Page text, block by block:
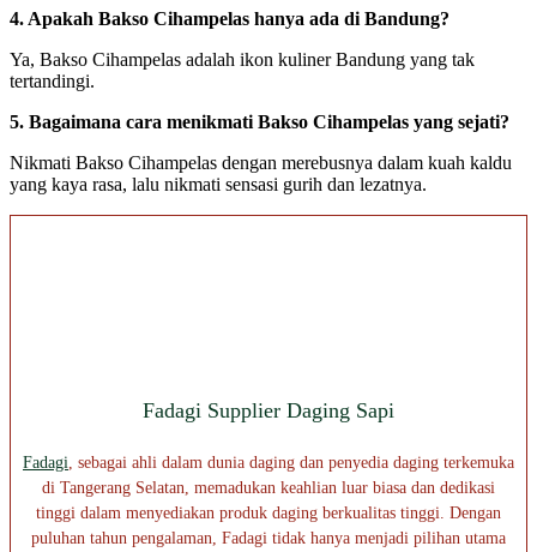
4. Apakah Bakso Cihampelas hanya ada di Bandung?
Ya, Bakso Cihampelas adalah ikon kuliner Bandung yang tak
tertandingi.
5. Bagaimana cara menikmati Bakso Cihampelas yang sejati?
Nikmati Bakso Cihampelas dengan merebusnya dalam kuah kaldu
yang kaya rasa, lalu nikmati sensasi gurih dan lezatnya.
Fadagi Supplier Daging Sapi
Fadagi , sebagai ahli dalam dunia daging dan penyedia daging terkemuka
di Tangerang Selatan, memadukan keahlian luar biasa dan dedikasi
tinggi dalam menyediakan produk daging berkualitas tinggi. Dengan
puluhan tahun pengalaman, Fadagi tidak hanya menjadi pilihan utama